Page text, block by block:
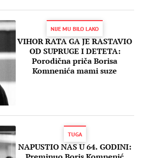
NIJE MU BILO LAKO
VIHOR RATA GA JE RASTAVIO
OD SUPRUGE I DETETA:
Porodična priča Borisa
Komnenića mami suze
TUGA
NAPUSTIO NAS U 64. GODINI: